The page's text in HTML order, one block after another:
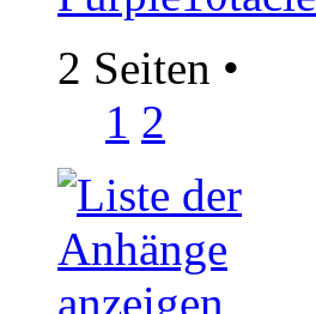
2 Seiten •
1 2